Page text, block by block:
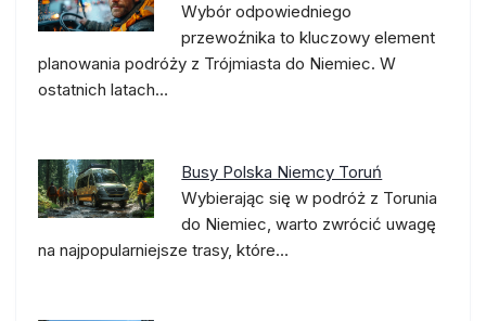
Wybór odpowiedniego
przewoźnika to kluczowy element
planowania podróży z Trójmiasta do Niemiec. W
ostatnich latach…
Busy Polska Niemcy Toruń
Wybierając się w podróż z Torunia
do Niemiec, warto zwrócić uwagę
na najpopularniejsze trasy, które…